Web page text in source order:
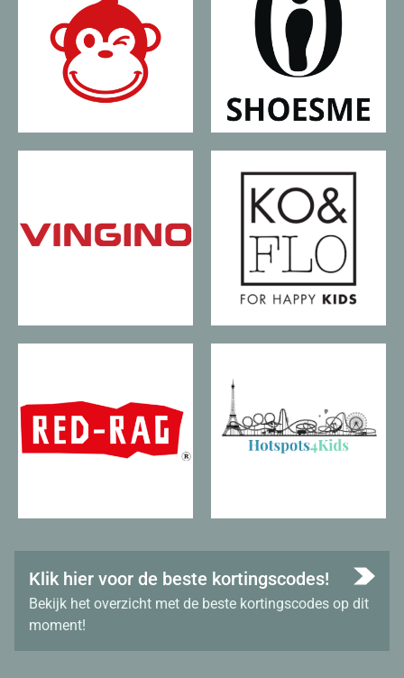
Klik hier voor de beste kortingscodes!
Bekijk het overzicht met de beste kortingscodes op dit
moment!